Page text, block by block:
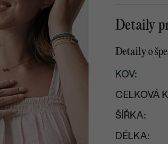
Detaily
Detaily o
KOV:
CELKOVÁ
ŠÍŘKA:
DÉLKA: